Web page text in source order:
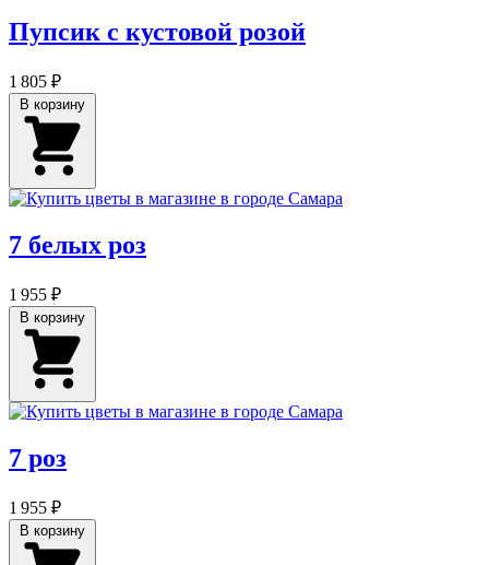
Пупсик с кустовой розой
1 805 ₽
7 белых роз
1 955 ₽
7 роз
1 955 ₽